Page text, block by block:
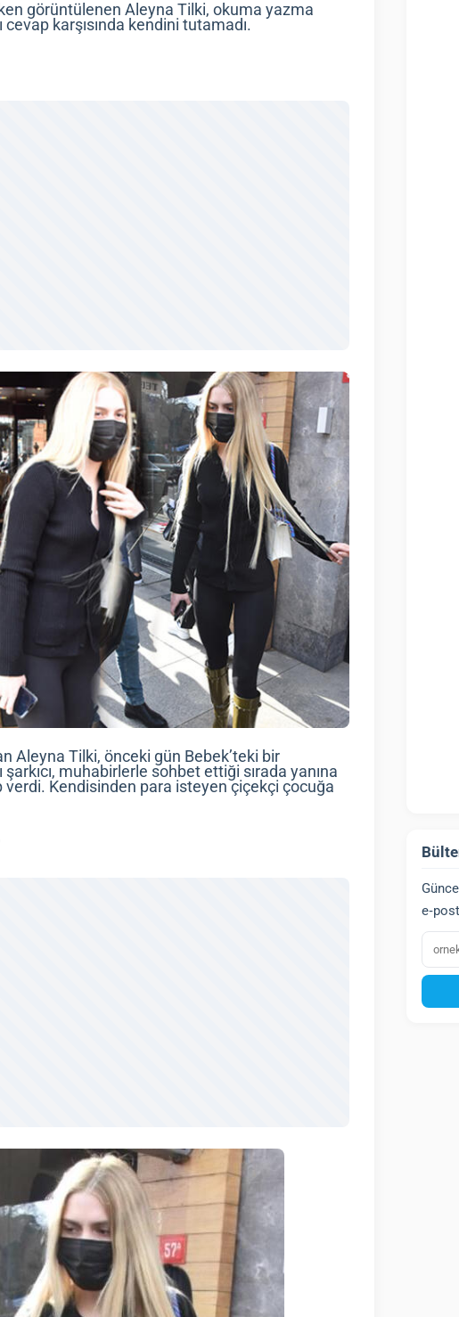
görüntülenen Aleyna Tilki, okuma yazma
karşısında kendini tutamadı.
Aleyna Tilki, önceki gün Bebek’teki bir
muhabirlerle sohbet ettiği sırada yanına
Kendisinden para isteyen çiçekçi çocuğa